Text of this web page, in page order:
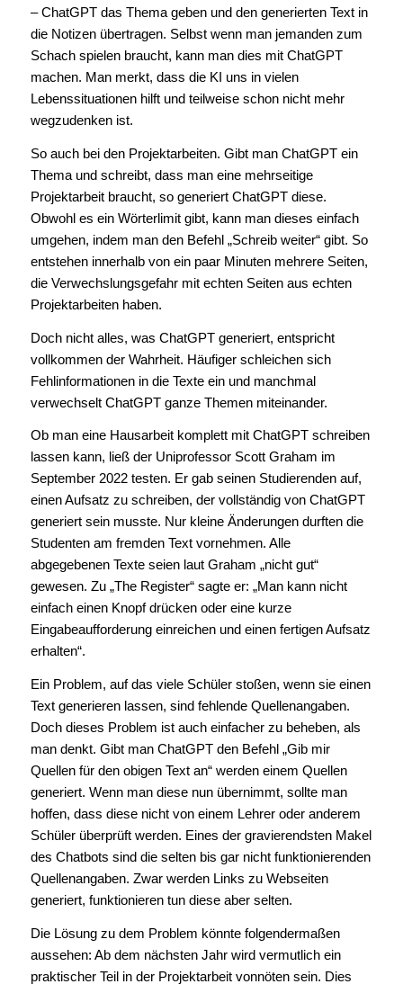
– ChatGPT das Thema geben und den generierten Text in
die Notizen übertragen. Selbst wenn man jemanden zum
Schach spielen braucht, kann man dies mit ChatGPT
machen. Man merkt, dass die KI uns in vielen
Lebenssituationen hilft und teilweise schon nicht mehr
wegzudenken ist.
So auch bei den Projektarbeiten. Gibt man ChatGPT ein
Thema und schreibt, dass man eine mehrseitige
Projektarbeit braucht, so generiert ChatGPT diese.
Obwohl es ein Wörterlimit gibt, kann man dieses einfach
umgehen, indem man den Befehl „Schreib weiter“ gibt. So
entstehen innerhalb von ein paar Minuten mehrere Seiten,
die Verwechslungsgefahr mit echten Seiten aus echten
Projektarbeiten haben.
Doch nicht alles, was ChatGPT generiert, entspricht
vollkommen der Wahrheit. Häufiger schleichen sich
Fehlinformationen in die Texte ein und manchmal
verwechselt ChatGPT ganze Themen miteinander.
Ob man eine Hausarbeit komplett mit ChatGPT schreiben
lassen kann, ließ der Uniprofessor Scott Graham im
September 2022 testen. Er gab seinen Studierenden auf,
einen Aufsatz zu schreiben, der vollständig von ChatGPT
generiert sein musste. Nur kleine Änderungen durften die
Studenten am fremden Text vornehmen. Alle
abgegebenen Texte seien laut Graham „nicht gut“
gewesen. Zu „The Register“ sagte er: „Man kann nicht
einfach einen Knopf drücken oder eine kurze
Eingabeaufforderung einreichen und einen fertigen Aufsatz
erhalten“.
Ein Problem, auf das viele Schüler stoßen, wenn sie einen
Text generieren lassen, sind fehlende Quellenangaben.
Doch dieses Problem ist auch einfacher zu beheben, als
man denkt. Gibt man ChatGPT den Befehl „Gib mir
Quellen für den obigen Text an“ werden einem Quellen
generiert. Wenn man diese nun übernimmt, sollte man
hoffen, dass diese nicht von einem Lehrer oder anderem
Schüler überprüft werden. Eines der gravierendsten Makel
des Chatbots sind die selten bis gar nicht funktionierenden
Quellenangaben. Zwar werden Links zu Webseiten
generiert, funktionieren tun diese aber selten.
Die Lösung zu dem Problem könnte folgendermaßen
aussehen: Ab dem nächsten Jahr wird vermutlich ein
praktischer Teil in der Projektarbeit vonnöten sein. Dies